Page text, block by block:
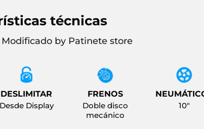
técnicas
by Patinete store
DESLIMITAR
Desde Display
FRENOS
Doble disco
mecánico
10"